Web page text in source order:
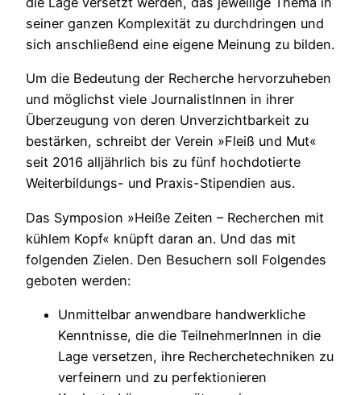
seiner ganzen Komplexität zu durchdringen und
sich anschließend eine eigene Meinung zu bilden.
Um die Bedeutung der Recherche hervorzuheben
und möglichst viele JournalistInnen in ihrer
Überzeugung von deren Unverzichtbarkeit zu
bestärken, schreibt der Verein »Fleiß und Mut«
seit 2016 alljährlich bis zu fünf hochdotierte
Weiterbildungs- und Praxis-Stipendien aus.
Das Symposion »Heiße Zeiten – Recherchen mit
kühlem Kopf« knüpft daran an. Und das mit
folgenden Zielen. Den Besuchern soll Folgendes
geboten werden:
Unmittelbar anwendbare handwerkliche
Kenntnisse, die die TeilnehmerInnen in die
Lage versetzen, ihre Recherchetechniken zu
verfeinern und zu perfektionieren